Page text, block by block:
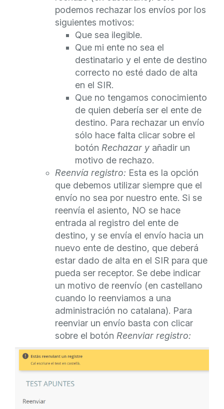
podemos rechazar los envíos por los
siguientes motivos:
Que sea ilegible.
Que mi ente no sea el
destinatario y el ente de destino
correcto no esté dado de alta
en el SIR.
Que no tengamos conocimiento
de quien debería ser el ente de
destino. Para rechazar un envío
sólo hace falta clicar sobre el
botón Rechazar y añadir un
motivo de rechazo.
Reenvía registro: Esta es la opción
que debemos utilizar siempre que el
envío no sea por nuestro ente. Si se
reenvía el asiento, NO se hace
entrada al registro del ente de
destino, y se envía el envío hacia un
nuevo ente de destino, que deberá
estar dado de alta en el SIR para que
pueda ser receptor. Se debe indicar
un motivo de reenvío (en castellano
cuando lo reenviamos a una
administración no catalana). Para
reenviar un envío basta con clicar
sobre el botón Reenviar registro: